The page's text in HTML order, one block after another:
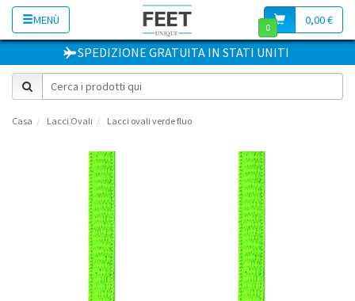
MENÙ 0,00 €
0
SPEDIZIONE GRATUITA IN STATI UNITI
Casa Lacci Ovali Lacci ovali verde fluo
Previous